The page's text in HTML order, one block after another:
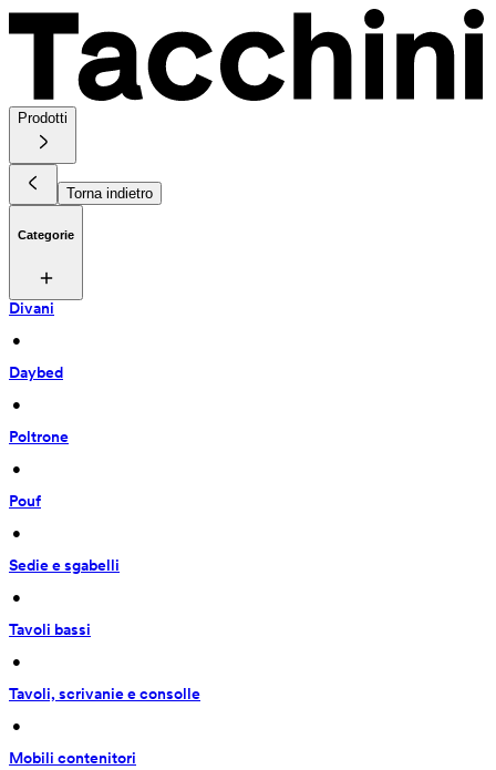
Prodotti
Torna indietro
Categorie
Divani
•
Daybed
•
Poltrone
•
Pouf
•
Sedie e sgabelli
•
Tavoli bassi
•
Tavoli, scrivanie e consolle
•
Mobili contenitori